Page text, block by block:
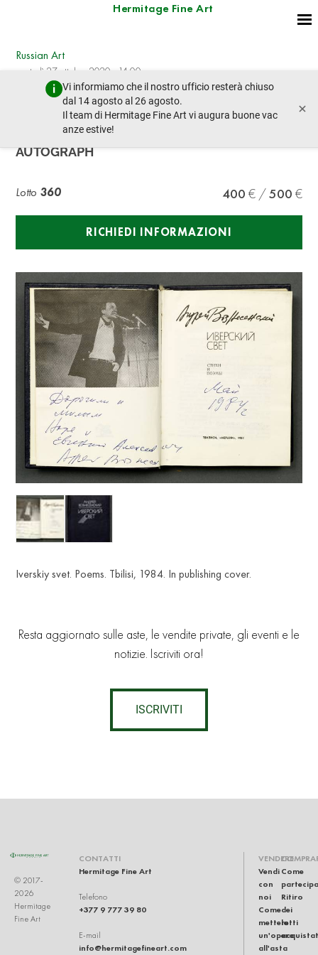
Hermitage Fine Art
Vi informiamo che il nostro ufficio resterà chiuso
dal 14 agosto al 26 agosto.
Il team di Hermitage Fine Art vi augura buone vac
anze estive!
×
Russian Art
martedì 27 ottobre 2020 - 14:00
lotto precedente
VOZNESENSKY ANDREY (1933-2010),
AUTOGRAPH
Lotto 360 400 500
RICHIEDI INFORMAZIONI
Iverskiy svet. Poems. Tbilisi, 1984. In publishing cover.
Resta aggiornato sulle aste, le vendite private, gli eventi e le
notizie. Iscriviti ora!
ISCRIVITI
© 2017-
2026
Hermitage
Fine Art
CONTATTI
Hermitage Fine Art
Telefono
+377 9 777 39 80
E-mail
info@hermitagefineart.com
VENDERE
Vendi
con
noi
Come
mettere
un'opera
all'asta
Come
Ritiro
dei
lotti